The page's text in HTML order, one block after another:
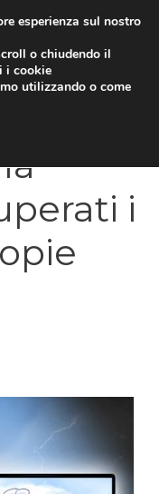
i
esperienza sul nostro
o chiudendo il
i cookie
utilizzando o come